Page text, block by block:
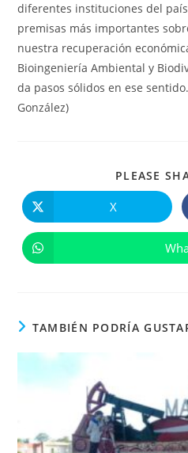
diferentes instituciones del
premisas más importantes
nuestra recuperación
Bioingeniería Ambiental y
da pasos sólidos en ese
González)
PLEASE
abre
en
ventana
X
Se
TAMBIÉN PODRÍA